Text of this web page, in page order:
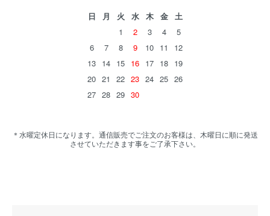
日 月 火 水 木 金
土
1
2 3 4
5
6
7 8 9 10 11
12
13 14 15 16 17 18 19
20 21 22 23 24 25 26
27 28 29 30
＊水曜定休日になります。通信販売でご注文のお客様は、木曜日に順に発送
させていただきます事をご了承下さい。